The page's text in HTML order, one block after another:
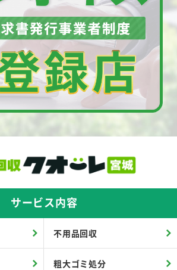
サービス内容
不用品回収
粗大ゴミ処分